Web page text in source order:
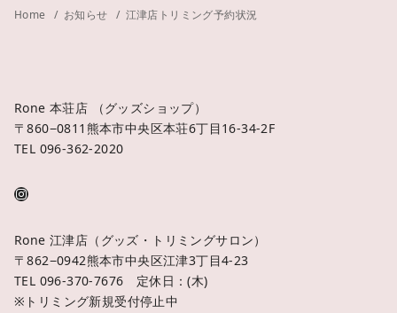
Home お知らせ 江津店トリミング予約状況
Rone 本荘店 （グッズショップ）
〒860−0811熊本市中央区本荘6丁目16-34-2F
TEL 096-362-2020
Rone 江津店（グッズ・トリミングサロン）
〒862−0942熊本市中央区江津3丁目4-23
TEL 096-370-7676 定休日：(木)
※トリミング新規受付停止中